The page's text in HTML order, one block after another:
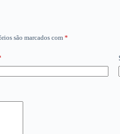
são marcados com *